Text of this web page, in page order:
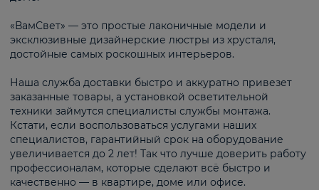
«ВамСвет» — это простые лаконичные модели и
эксклюзивные дизайнерские люстры из хрусталя,
достойные самых роскошных интерьеров.
Наша служба доставки быстро и аккуратно привезет
заказанные товары, а установкой осветительной
техники займутся специалисты службы монтажа.
Кстати, если воспользоваться услугами наших
специалистов, гарантийный срок на оборудование
увеличивается до 2 лет! Так что лучше доверить работу
профессионалам, которые сделают всё быстро и
качественно — в квартире, доме или офисе.